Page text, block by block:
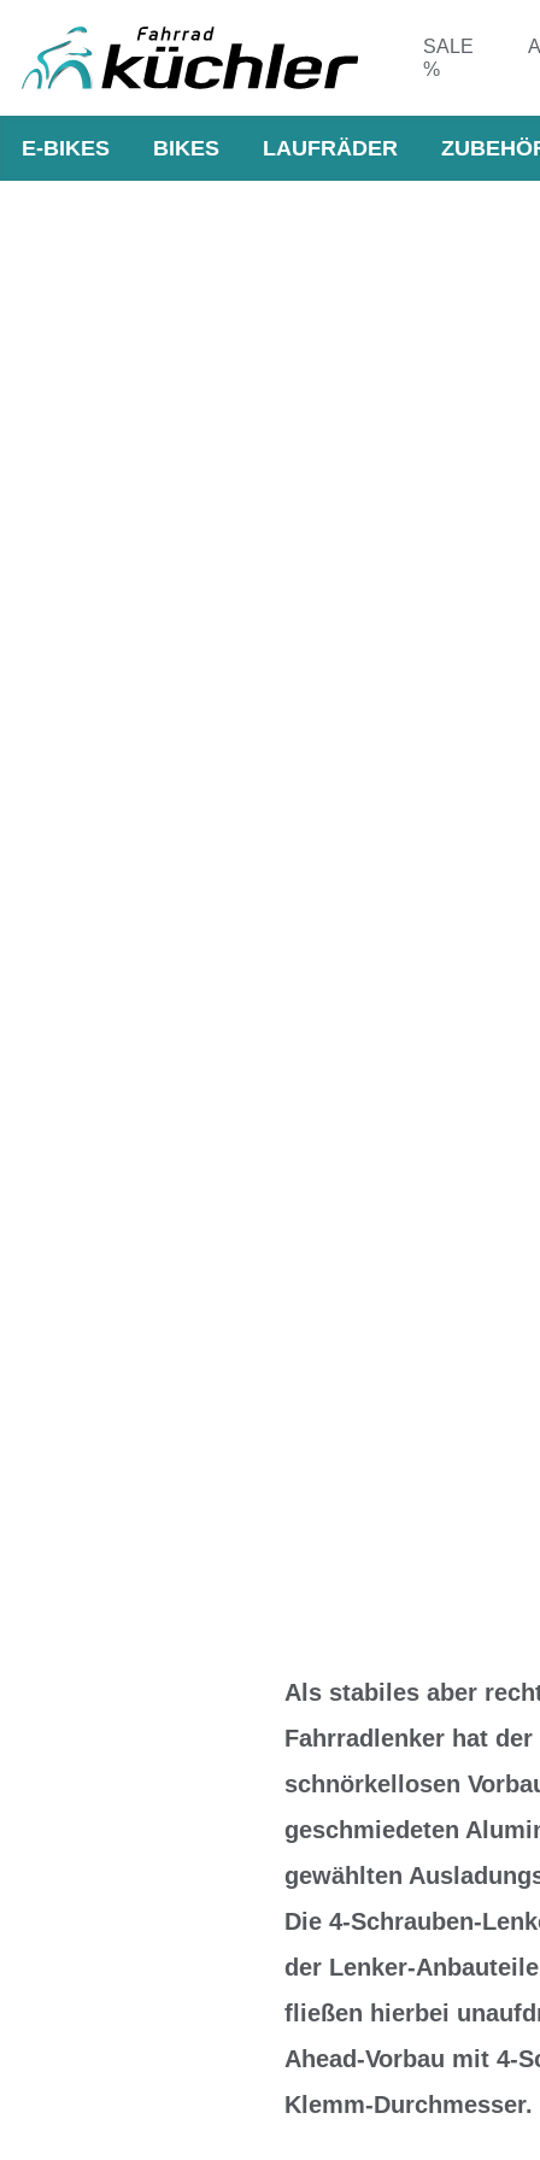
SALE
%
E-BIKES BIKES LAUFRÄDER
Als stabiles aber
Fahrradlenker hat
schnörkellosen
geschmiedeten
gewählten
Die 4-Schrauben-
der Lenker-
fließen hierbei
Ahead-Vorbau mit 4-
Klemm-Durchmesser.